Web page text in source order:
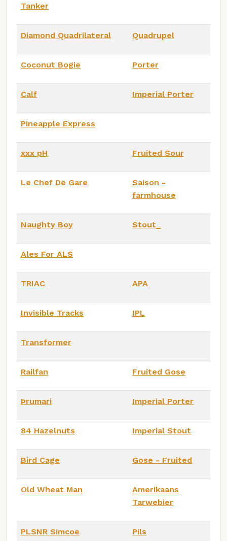
Tanker
Diamond Quadrilateral Quadrupel
Coconut Bogie Porter
Calf Imperial Porter
Pineapple Express
xxx pH Fruited Sour
Le Chef De Gare
Saison -
farmhouse
Naughty Boy Stout_
Ales For ALS
TRIAC APA
Invisible Tracks IPL
Transformer
Railfan Fruited Gose
Þrumari Imperial Porter
84 Hazelnuts Imperial Stout
Bird Cage Gose - Fruited
Old Wheat Man
Amerikaans
Tarwebier
PLSNR Simcoe Pils